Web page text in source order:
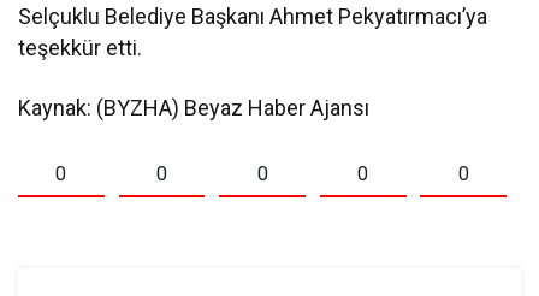
Selçuklu Belediye Başkanı Ahmet Pekyatırmacı’ya
teşekkür etti.
Kaynak: (BYZHA) Beyaz Haber Ajansı
0 0 0 0 0